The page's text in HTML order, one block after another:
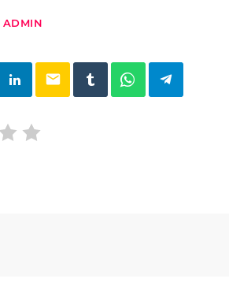
ADMIN
email